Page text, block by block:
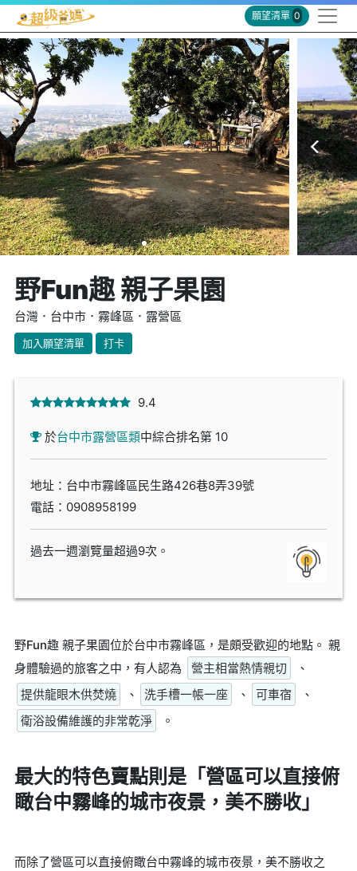
願望清單 0
野Fun趣 親子果園
台灣．台中市．霧峰區．露營區
加入願望清單 打卡
9.4
於台中市露營區類中綜合排名第 10
地址：台中市霧峰區民生路426巷8弄39號
電話： 0908958199
過去一週瀏覽量超過9次。
野Fun趣 親子果園位於台中市霧峰區，是頗受歡迎的地點。 親
身體驗過的旅客之中，有人認為
營主相當熱情親切
、
提供龍眼木供焚燒
、 洗手槽一帳一座 、 可車宿
、
衛浴設備維護的非常乾淨
。
最大的特色賣點則是「營區可以直接俯
瞰台中霧峰的城市夜景，美不勝收」
而除了營區可以直接俯瞰台中霧峰的城市夜景，美不勝收之